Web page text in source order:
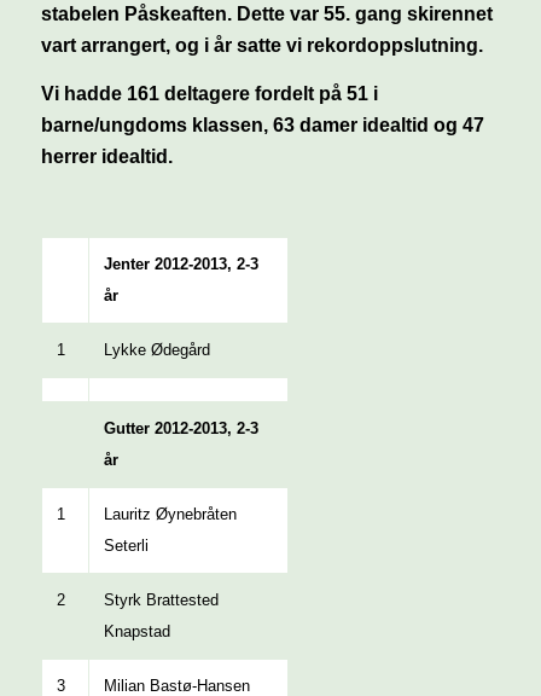
stabelen Påskeaften. Dette var 55. gang skirennet
vart arrangert, og i år satte vi rekordoppslutning.
Vi hadde 161 deltagere fordelt på 51 i
barne/ungdoms klassen, 63 damer idealtid og 47
herrer idealtid.
Jenter 2012-2013, 2-3
år
1 Lykke Ødegård
Gutter 2012-2013, 2-3
år
1
Lauritz Øynebråten
Seterli
2
Styrk Brattested
Knapstad
3 Milian Bastø-Hansen